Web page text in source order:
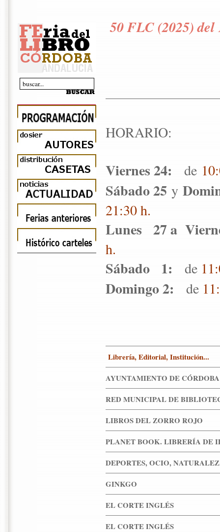
50 FLC (2025) del
HORARIO:
Viernes 24: de
Sábado 25 y
21:30 h.
Lunes 27 a
h.
Sábado 1: de
Domingo 2: de
Librería, Editorial, Institución...
AYUNTAMIENTO DE
RED MUNICIPAL DE
LIBROS DEL ZORRO ROJO
PLANET BOOK. LIBRERÍA DE
DEPORTES, OCIO,
GINKGO
EL CORTE INGLÉS
EL CORTE INGLÉS